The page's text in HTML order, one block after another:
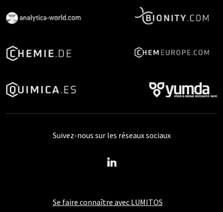
Se faire connaître avec LUMITOS
Suivez-nous sur les réseaux sociaux